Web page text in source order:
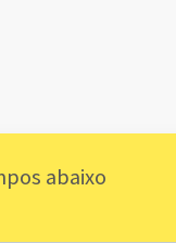
abaixo